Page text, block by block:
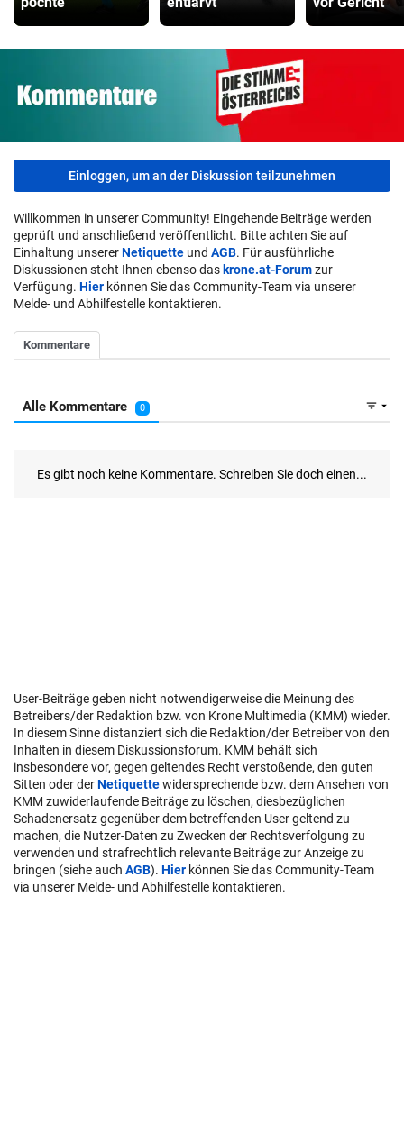
Einloggen, um an der Diskussion teilzunehmen
Willkommen in unserer Community! Eingehende Beiträge werden
geprüft und anschließend veröffentlicht. Bitte achten Sie auf
Einhaltung unsererNetiquette und AGB. Für ausführliche
Diskussionen steht Ihnen ebenso das krone.at-Forumzur
Verfügung. Hier können Sie das Community-Team via unserer
Melde- und Abhilfestelle kontaktieren.
User-Beiträge geben nicht notwendigerweise die Meinung des
Betreibers/der Redaktion bzw. von Krone Multimedia (KMM) wieder.
In diesem Sinne distanziert sich die Redaktion/der Betreiber von den
Inhalten in diesem Diskussionsforum. KMM behält sich
insbesondere vor, gegen geltendes Recht verstoßende, den guten
Sitten oder derNetiquettewidersprechende bzw. dem Ansehen von
KMM zuwiderlaufende Beiträge zu löschen, diesbezüglichen
Schadenersatz gegenüber dem betreffenden User geltend zu
machen, die Nutzer-Daten zu Zwecken der Rechtsverfolgung zu
verwenden und strafrechtlich relevante Beiträge zur Anzeige zu
bringen (siehe auch AGB). Hier können Sie das Community-Team
via unserer Melde- und Abhilfestelle kontaktieren.